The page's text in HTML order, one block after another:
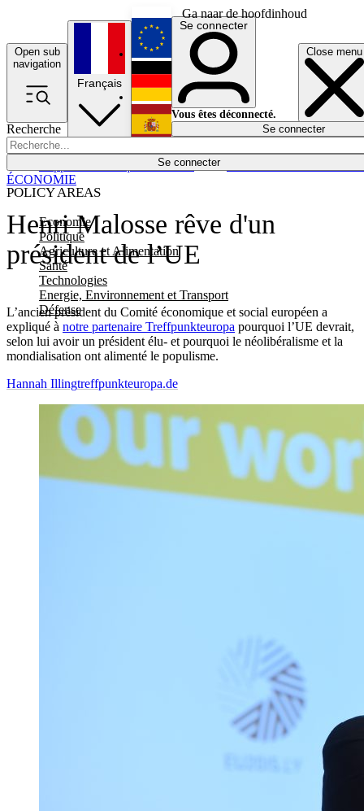
Ga naar de hoofdinhoud
Open sub
navigation
Close menu
Recherche
Se connecter
POLICY AREAS
Economie
Politique
Agriculture et Alimentation
Santé
Technologies
Energie, Environnement et Transport
Défense
Économie
Français
English
Deutsch
Español
Se connecter
Vous êtes déconnecté.
Se connecter
Henri Malosse rêve d'un
président de l’UE
L’ancien président du Comité économique et social européen a
expliqué à notre partenaire Treffpunkteuropa pourquoi l’UE devrait,
selon lui avoir un président élu- et pourquoi le néolibéralisme et la
mondialisation ont alimenté le populisme.
ÉCONOMIE
Hannah Illingtreffpunkteuropa.de